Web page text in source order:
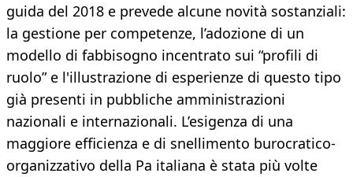
guida del 2018 e prevede alcune novità sostanziali:
la gestione per competenze, l’adozione di un
modello di fabbisogno incentrato sui “profili di
ruolo” e l'illustrazione di esperienze di questo tipo
già presenti in pubbliche amministrazioni
nazionali e internazionali. L’esigenza di una
maggiore efficienza e di snellimento burocratico-
organizzativo della Pa italiana è stata più volte